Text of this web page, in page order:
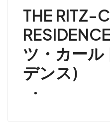
THE RITZ-
ツ・カール
デンス)